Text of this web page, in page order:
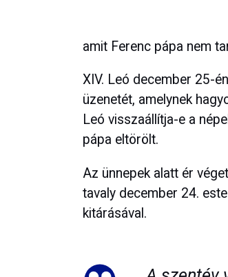
amit Ferenc pápa nem
XIV. Leó december 25-
üzenetét, amelynek
Leó visszaállítja-e a
pápa eltörölt.
Az ünnepek alatt ér
tavaly december 24.
kitárásával.